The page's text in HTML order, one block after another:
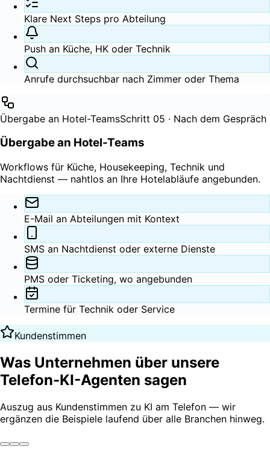
Klare Next Steps pro Abteilung
Push an Küche, HK oder Technik
Anrufe durchsuchbar nach Zimmer oder Thema
Übergabe an Hotel-TeamsSchritt 05 · Nach dem Gespräch
Übergabe an Hotel-Teams
Workflows für Küche, Housekeeping, Technik und
Nachtdienst — nahtlos an Ihre Hotelabläufe angebunden.
E-Mail an Abteilungen mit Kontext
SMS an Nachtdienst oder externe Dienste
PMS oder Ticketing, wo angebunden
Termine für Technik oder Service
Kundenstimmen
Was Unternehmen über unsere
Telefon-KI-Agenten sagen
Auszug aus Kundenstimmen zu KI am Telefon — wir
ergänzen die Beispiele laufend über alle Branchen hinweg.